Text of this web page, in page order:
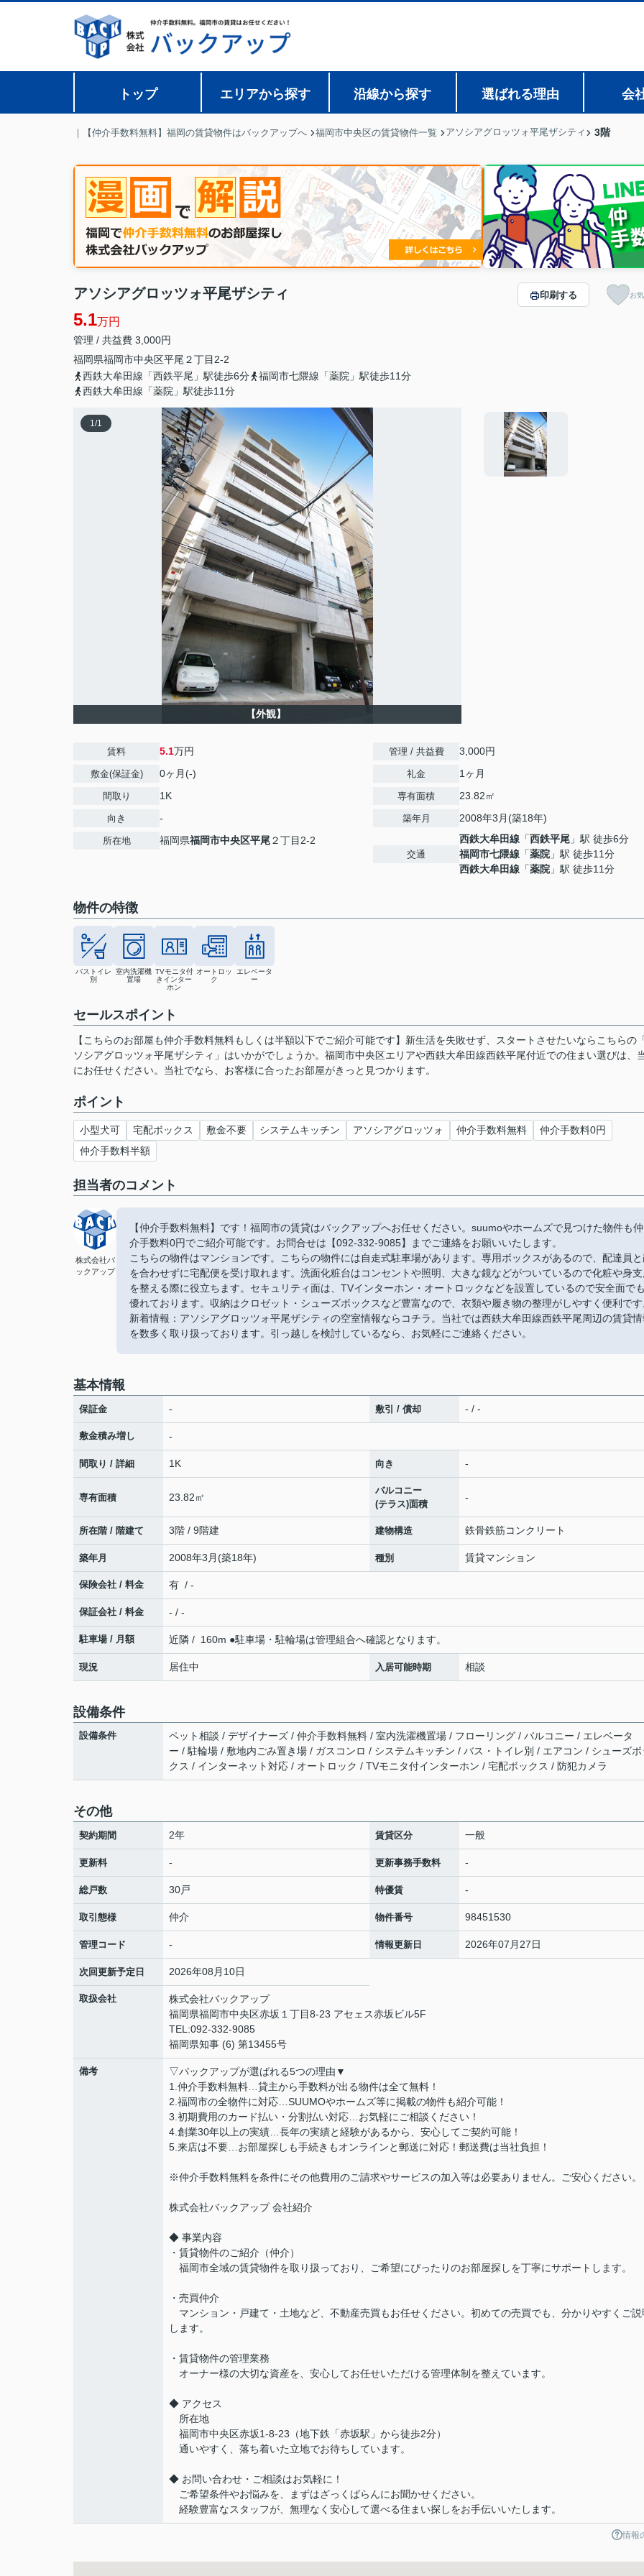
トップ エリアから探す 沿線から探す 選ばれる理由 会
｜【仲介手数料無料】福岡の賃貸物件はバックアップへ 福岡市中央区の賃貸物件一覧 アソシアグロッツォ平尾ザシティ 3階
アソシアグロッツォ平尾ザシティ
5.1万円
管理 / 共益費 3,000円
福岡県福岡市中央区平尾２丁目2-2
西鉄大牟田線「西鉄平尾」駅徒歩6分
福岡市七隈線「薬院」駅徒歩11分
西鉄大牟田線「薬院」駅徒歩11分
印刷する お
1/1
【外観】
賃料 5.1万円
敷金(保証金) 0ヶ月(-)
間取り 1K
向き -
所在地 福岡県福岡市中央区平尾２丁目2-2
管理 / 共益費 3,000円
礼金 1ヶ月
専有面積 23.82㎡
築年月 2008年3月(築18年)
交通
西鉄大牟田線 「西鉄平尾 」駅 徒歩6分
福岡市七隈線 「薬院 」駅 徒歩11分
西鉄大牟田線 「薬院 」駅 徒歩11分
物件の特徴
バストイレ
別
室内洗濯機
置場
TVモニタ付
きインター
ホン
オートロッ
ク
エレベータ
ー
セールスポイント
【こちらのお部屋も仲介手数料無料もしくは半額以下でご紹介可能です】新生活を失敗せず、スタートさせたいならこちらの
ソシアグロッツォ平尾ザシティ」はいかがでしょうか。福岡市中央区エリアや西鉄大牟田線西鉄平尾付近での住まい選びは、
にお任せください。当社でなら、お客様に合ったお部屋がきっと見つかります。
ポイント
小型犬可 宅配ボックス 敷金不要 システムキッチン アソシアグロッツォ 仲介手数料無料
仲介手数料0円
仲介手数料半額
担当者のコメント
株式会社バ
ックアップ
【仲介手数料無料】です！福岡市の賃貸はバックアップへお任せください。suumoやホームズで見つけた物件も仲
介手数料0円でご紹介可能です。お問合せは【092-332-9085】までご連絡をお願いいたします。
こちらの物件はマンションです。こちらの物件には自走式駐車場があります。専用ボックスがあるので、配達員
を合わせずに宅配便を受け取れます。洗面化粧台はコンセントや照明、大きな鏡などがついているので化粧や身
を整える際に役立ちます。セキュリティ面は、TVインターホン・オートロックなどを設置しているので安全面で
優れております。収納はクロゼット・シューズボックスなど豊富なので、衣類や履き物の整理がしやすく便利で
新着情報：アソシアグロッツォ平尾ザシティの空室情報ならコチラ。当社では西鉄大牟田線西鉄平尾周辺の賃貸
を数多く取り扱っております。引っ越しを検討しているなら、お気軽にご連絡ください。
基本情報
保証金 - 敷引 / 償却 - / -
敷金積み増し -
間取り / 詳細 1K 向き -
専有面積 23.82㎡
バルコニー
(テラス)面積
-
所在階 / 階建て 3階 / 9階建 建物構造 鉄骨鉄筋コンクリート
築年月 2008年3月(築18年) 種別 賃貸マンション
保険会社 / 料金 有 / -
保証会社 / 料金 - / -
駐車場 / 月額 近隣 / 160m ●駐車場・駐輪場は管理組合へ確認となります。
現況 居住中 入居可能時期 相談
設備条件
設備条件
ペット相談 / デザイナーズ / 仲介手数料無料 / 室内洗濯機置場 / フローリング / バルコニー / エレベータ
ー / 駐輪場 / 敷地内ごみ置き場 / ガスコンロ / システムキッチン / バス・トイレ別 / エアコン / シューズボ
クス / インターネット対応 / オートロック / TVモニタ付インターホン / 宅配ボックス / 防犯カメラ
その他
契約期間 2年 賃貸区分 一般
更新料 - 更新事務手数料 -
総戸数 30戸 特優賃 -
取引態様 仲介 物件番号 98451530
管理コード - 情報更新日 2026年07月27日
次回更新予定日 2026年08月10日
取扱会社
株式会社バックアップ
福岡県福岡市中央区赤坂１丁目8-23 アセェス赤坂ビル5F
TEL:092-332-9085
福岡県知事 (6) 第13455号
備考
▽バックアップが選ばれる5つの理由▼
1.仲介手数料無料…貸主から手数料が出る物件は全て無料！
2.福岡市の全物件に対応…SUUMOやホームズ等に掲載の物件も紹介可能！
3.初期費用のカード払い・分割払い対応…お気軽にご相談ください！
4.創業30年以上の実績…長年の実績と経験があるから、安心してご契約可能！
5.来店は不要…お部屋探しも手続きもオンラインと郵送に対応！郵送費は当社負担！
※仲介手数料無料を条件にその他費用のご請求やサービスの加入等は必要ありません。ご安心ください。
株式会社バックアップ 会社紹介
◆ 事業内容
・賃貸物件のご紹介（仲介）
福岡市全域の賃貸物件を取り扱っており、ご希望にぴったりのお部屋探しを丁寧にサポートします。
・売買仲介
マンション・戸建て・土地など、不動産売買もお任せください。初めての売買でも、分かりやすくご説
します。
・賃貸物件の管理業務
オーナー様の大切な資産を、安心してお任せいただける管理体制を整えています。
◆ アクセス
所在地
福岡市中央区赤坂1-8-23（地下鉄「赤坂駅」から徒歩2分）
通いやすく、落ち着いた立地でお待ちしています。
◆ お問い合わせ・ご相談はお気軽に！
ご希望条件やお悩みを、まずはざっくばらんにお聞かせください。
経験豊富なスタッフが、無理なく安心して選べる住まい探しをお手伝いいたします。
情報